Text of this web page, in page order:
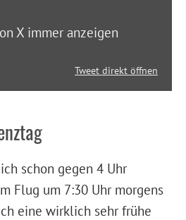
X immer anzeigen
Tweet direkt öffnen
schon gegen 4 Uhr
Flug um 7:30 Uhr morgens
eine wirklich sehr frühe